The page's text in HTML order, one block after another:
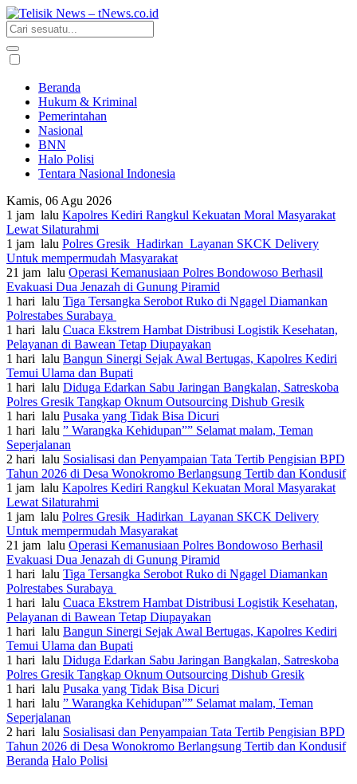
Beranda
Hukum & Kriminal
Pemerintahan
Nasional
BNN
Halo Polisi
Tentara Nasional Indonesia
Kamis, 06 Agu 2026
1 jam lalu Kapolres Kediri Rangkul Kekuatan Moral Masyarakat
Lewat Silaturahmi
1 jam lalu Polres Gresik Hadirkan Layanan SKCK Delivery
Untuk mempermudah Masyarakat
21 jam lalu Operasi Kemanusiaan Polres Bondowoso Berhasil
Evakuasi Dua Jenazah di Gunung Piramid
1 hari lalu Tiga Tersangka Serobot Ruko di Ngagel Diamankan
Polrestabes Surabaya
1 hari lalu Cuaca Ekstrem Hambat Distribusi Logistik Kesehatan,
Pelayanan di Bawean Tetap Diupayakan
1 hari lalu Bangun Sinergi Sejak Awal Bertugas, Kapolres Kediri
Temui Ulama dan Bupati
1 hari lalu Diduga Edarkan Sabu Jaringan Bangkalan, Satreskoba
Polres Gresik Tangkap Oknum Outsourcing Dishub Gresik
1 hari lalu Pusaka yang Tidak Bisa Dicuri
1 hari lalu ” Warangka Kehidupan”” Selamat malam, Teman
Seperjalanan
2 hari lalu Sosialisasi dan Penyampaian Tata Tertib Pengisian BPD
Tahun 2026 di Desa Wonokromo Berlangsung Tertib dan Kondusif
1 jam lalu Kapolres Kediri Rangkul Kekuatan Moral Masyarakat
Lewat Silaturahmi
1 jam lalu Polres Gresik Hadirkan Layanan SKCK Delivery
Untuk mempermudah Masyarakat
21 jam lalu Operasi Kemanusiaan Polres Bondowoso Berhasil
Evakuasi Dua Jenazah di Gunung Piramid
1 hari lalu Tiga Tersangka Serobot Ruko di Ngagel Diamankan
Polrestabes Surabaya
1 hari lalu Cuaca Ekstrem Hambat Distribusi Logistik Kesehatan,
Pelayanan di Bawean Tetap Diupayakan
1 hari lalu Bangun Sinergi Sejak Awal Bertugas, Kapolres Kediri
Temui Ulama dan Bupati
1 hari lalu Diduga Edarkan Sabu Jaringan Bangkalan, Satreskoba
Polres Gresik Tangkap Oknum Outsourcing Dishub Gresik
1 hari lalu Pusaka yang Tidak Bisa Dicuri
1 hari lalu ” Warangka Kehidupan”” Selamat malam, Teman
Seperjalanan
2 hari lalu Sosialisasi dan Penyampaian Tata Tertib Pengisian BPD
Tahun 2026 di Desa Wonokromo Berlangsung Tertib dan Kondusif
Beranda Halo Polisi